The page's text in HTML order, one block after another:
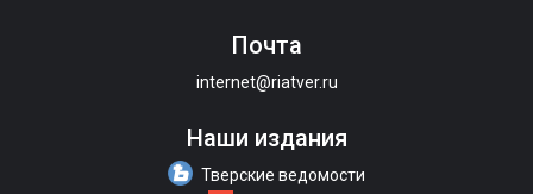
Почта
internet@riatver.ru
Наши издания
Тверские ведомости